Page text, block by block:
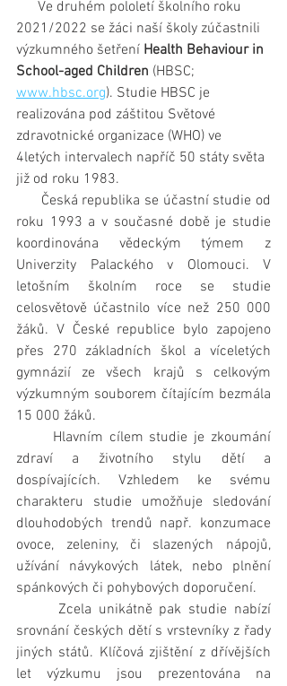
2021/2022 se žáci naší školy zúčastnili
výzkumného šetření Health Behaviour in
School-aged Children (HBSC;
www.hbsc.org). Studie HBSC je
realizována pod záštitou Světové
zdravotnické organizace (WHO) ve
4letých intervalech napříč 50 státy světa
již od roku 1983.
roku 1993 a v současné době je studie
koordinována vědeckým týmem z
Univerzity Palackého v Olomouci. V
letošním školním roce se studie
celosvětově účastnilo více než 250 000
žáků. V České republice bylo zapojeno
přes 270 základních škol a víceletých
gymnázií ze všech krajů s celkovým
výzkumným souborem čítajícím bezmála
15 000 žáků.
zdraví a životního stylu dětí a
dospívajících. Vzhledem ke svému
charakteru studie umožňuje sledování
dlouhodobých trendů např. konzumace
ovoce, zeleniny, či slazených nápojů,
užívání návykových látek, nebo plnění
spánkových či pohybových doporučení.
srovnání českých dětí s vrstevníky z řady
jiných států. Klíčová zjištění z dřívějších
let výzkumu jsou prezentována na